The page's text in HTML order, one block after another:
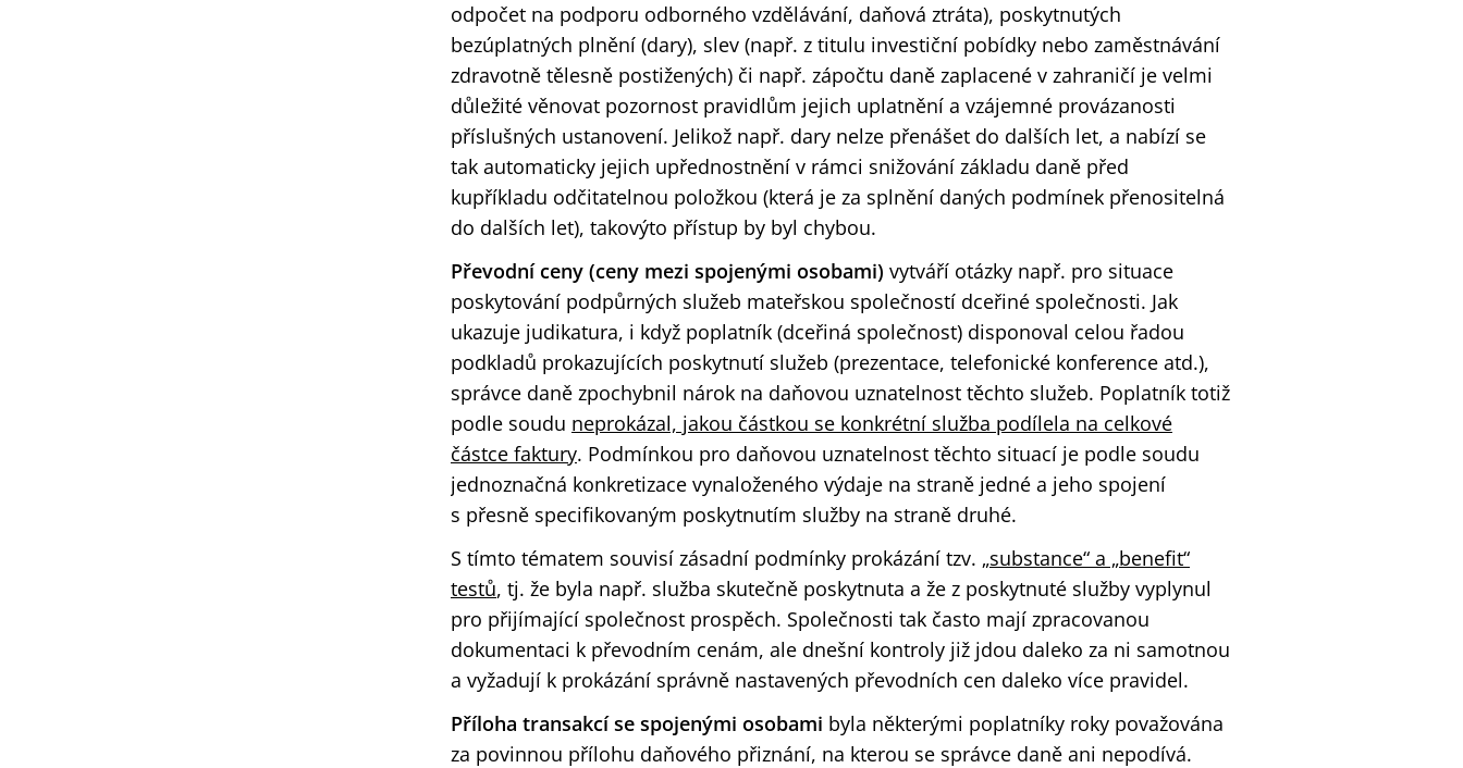
odpočet na podporu odborného vzdělávání, daňová ztráta), poskytnutých
bezúplatných plnění (dary), slev (např. z titulu investiční pobídky nebo zaměstnávání
zdravotně tělesně postižených) či např. zápočtu daně zaplacené v zahraničí je velmi
důležité věnovat pozornost pravidlům jejich uplatnění a vzájemné provázanosti
příslušných ustanovení. Jelikož např. dary nelze přenášet do dalších let, a nabízí se
tak automaticky jejich upřednostnění v rámci snižování základu daně před
kupříkladu odčitatelnou položkou (která je za splnění daných podmínek přenositelná
do dalších let), takovýto přístup by byl chybou.
Převodní ceny (ceny mezi spojenými osobami) vytváří otázky např. pro situace
poskytování podpůrných služeb mateřskou společností dceřiné společnosti. Jak
ukazuje judikatura, i když poplatník (dceřiná společnost) disponoval celou řadou
podkladů prokazujících poskytnutí služeb (prezentace, telefonické konference atd.),
správce daně zpochybnil nárok na daňovou uznatelnost těchto služeb. Poplatník totiž
podle soudu neprokázal, jakou částkou se konkrétní služba podílela na celkové
částce faktury. Podmínkou pro daňovou uznatelnost těchto situací je podle soudu
jednoznačná konkretizace vynaloženého výdaje na straně jedné a jeho spojení
s přesně specifikovaným poskytnutím služby na straně druhé.
S tímto tématem souvisí zásadní podmínky prokázání tzv. „substance“ a „benefit“
testů, tj. že byla např. služba skutečně poskytnuta a že z poskytnuté služby vyplynul
pro přijímající společnost prospěch. Společnosti tak často mají zpracovanou
dokumentaci k převodním cenám, ale dnešní kontroly již jdou daleko za ni samotnou
a vyžadují k prokázání správně nastavených převodních cen daleko více pravidel.
Příloha transakcí se spojenými osobami byla některými poplatníky roky považována
za povinnou přílohu daňového přiznání, na kterou se správce daně ani nepodívá.